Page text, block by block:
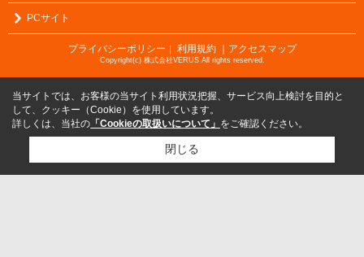
PCサイト
プライバシーポリシー ｜ 利用規約 ｜アクセスマップ
Copyright(c) 株式会社VERUS All rights reserved.
当サイトでは、お客様の当サイト利用状況把握、サービス向上検討を目的と
して、クッキー（Cookie）を使用しています。
詳しくは、当社の 「Cookieの取扱いについて」 をご確認ください。
閉じる